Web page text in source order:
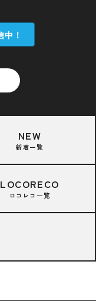
NEW
新着一覧
LOCORECO
ロコレコ一覧